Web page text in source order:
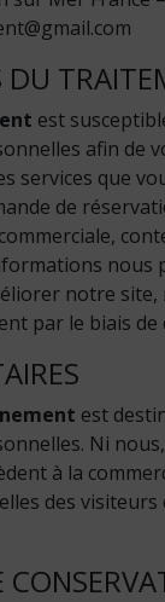
DU
est
afin de
services que
de
nous
notre
par le biais de
est
Ni
à la
des